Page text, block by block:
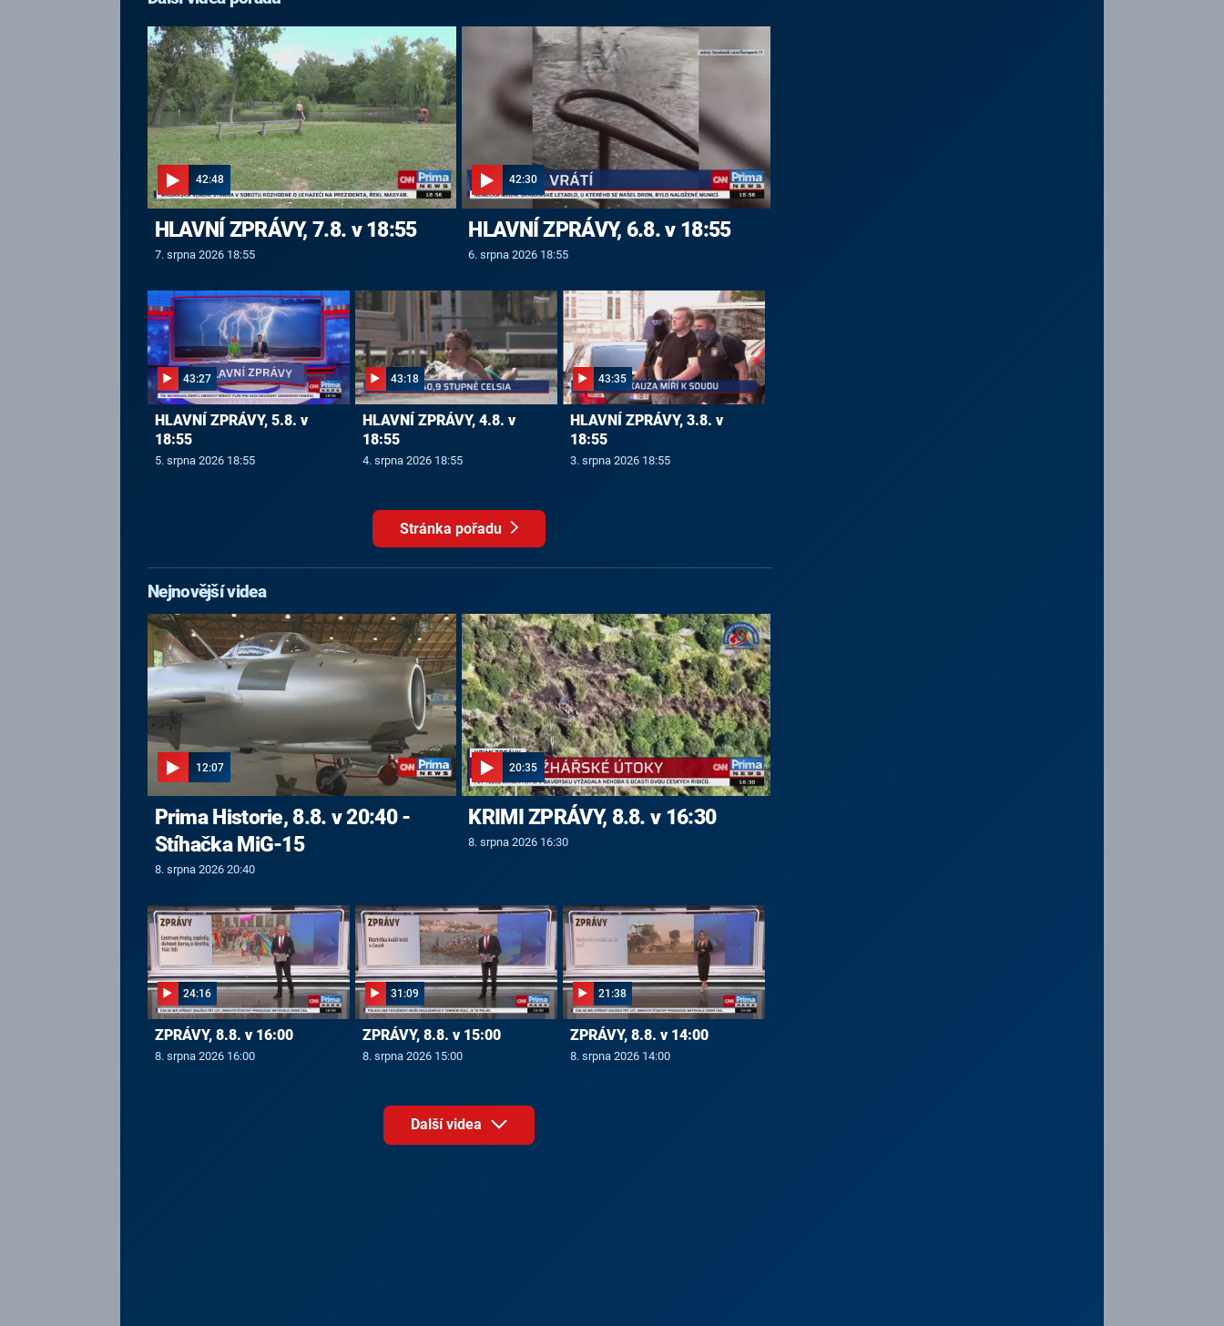
42:48
HLAVNÍ ZPRÁVY, 7.8. v 18:55
7. srpna 2026 18:55
42:30
HLAVNÍ ZPRÁVY, 6.8. v 18:55
6. srpna 2026 18:55
43:27
HLAVNÍ ZPRÁVY, 5.8. v
18:55
5. srpna 2026 18:55
43:18
HLAVNÍ ZPRÁVY, 4.8. v
18:55
4. srpna 2026 18:55
43:35
HLAVNÍ ZPRÁVY, 3.8. v
18:55
3. srpna 2026 18:55
Stránka pořadu
Nejnovější videa
12:07
Prima Historie, 8.8. v 20:40 -
Stíhačka MiG-15
8. srpna 2026 20:40
20:35
KRIMI ZPRÁVY, 8.8. v 16:30
8. srpna 2026 16:30
24:16
ZPRÁVY, 8.8. v 16:00
8. srpna 2026 16:00
31:09
ZPRÁVY, 8.8. v 15:00
8. srpna 2026 15:00
21:38
ZPRÁVY, 8.8. v 14:00
8. srpna 2026 14:00
Další videa